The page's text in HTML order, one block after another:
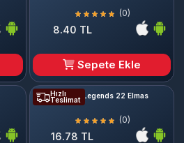
(0)
8.40 TL
Sepete Ekle
Hızlı
Teslimat Mobile Legends 22 Elmas
(0)
16.78 TL